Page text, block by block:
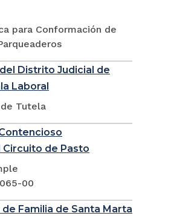
para Conformación de
Distrito Judicial de
Laboral
Tutela
de Pasto
00
Familia de Santa Marta